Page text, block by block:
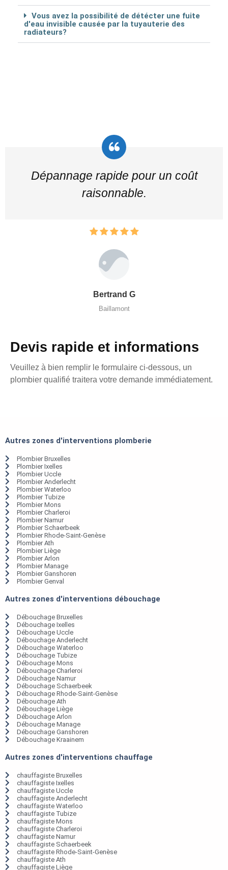
Vous avez la possibilité de détécter une fuite
d'eau invisible causée par la tuyauterie des
radiateurs?
Dépannage rapide pour un coût
raisonnable.
Bertrand G
Baillamont
Devis rapide et informations
Veuillez à bien remplir le formulaire ci-dessous, un
plombier qualifié traitera votre demande immédiatement.
Autres zones d'interventions plomberie
Plombier Bruxelles
Plombier Ixelles
Plombier Uccle
Plombier Anderlecht
Plombier Waterloo
Plombier Tubize
Plombier Mons
Plombier Charleroi
Plombier Namur
Plombier Schaerbeek
Plombier Rhode-Saint-Genèse
Plombier Ath
Plombier Liège
Plombier Arlon
Plombier Manage
Plombier Ganshoren
Plombier Genval
Autres zones d'interventions débouchage
Débouchage Bruxelles
Débouchage Ixelles
Débouchage Uccle
Débouchage Anderlecht
Débouchage Waterloo
Débouchage Tubize
Débouchage Mons
Débouchage Charleroi
Débouchage Namur
Débouchage Schaerbeek
Débouchage Rhode-Saint-Genèse
Débouchage Ath
Débouchage Liège
Débouchage Arlon
Débouchage Manage
Débouchage Ganshoren
Débouchage Kraainem
Autres zones d'interventions chauffage
chauffagiste Bruxelles
chauffagiste Ixelles
chauffagiste Uccle
chauffagiste Anderlecht
chauffagiste Waterloo
chauffagiste Tubize
chauffagiste Mons
chauffagiste Charleroi
chauffagiste Namur
chauffagiste Schaerbeek
chauffagiste Rhode-Saint-Genèse
chauffagiste Ath
chauffagiste Liège